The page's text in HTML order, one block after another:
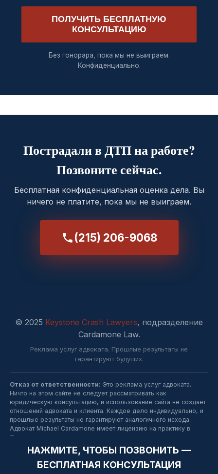
ПОЛУЧИТЬ БЕСПЛАТНУЮ
КОНСУЛЬТАЦИЮ
Без гонорара, пока мы не выиграем.
Конфиденциально.
Пострадали в ДТП на работе?
Позвоните сейчас.
Бесплатная конфиденциальная оценка дела. Вы
ничего не платите, пока мы не выиграем.
(215) 206-9068
© 2025 Keystone Crash Lawyers, подразделение
Cardamone Law.
Реклама услуг адвоката. Прошлые результаты не
гарантируют будущих.
Отказ от ответственности: Это реклама услуг адвоката.
Ничто на этом сайте не следует рассматривать как
юридическую консультацию, и использование сайта не создаёт
отношений адвоката и клиента. Каждое дело индивидуально, и
прошлые результаты не гарантируют аналогичного исхода.
Адвокат Michael Cardamone имеет лицензию на практику в
Пенсильвании.
НАЖМИТЕ, ЧТОБЫ ПОЗВОНИТЬ —
БЕСПЛАТНАЯ КОНСУЛЬТАЦИЯ